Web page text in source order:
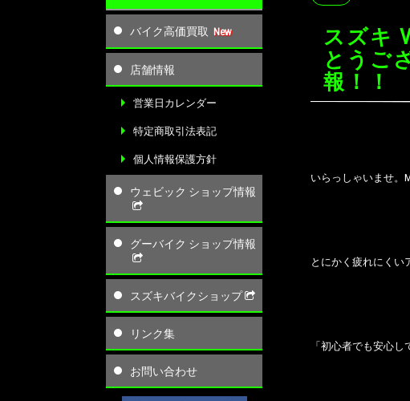
バイク高価買取
店舗情報
営業日カレンダー
特定商取引法表記
個人情報保護方針
ウェビック ショップ情報
グーバイク ショップ情報
スズキバイクショップ
リンク集
お問い合わせ
スズキ
とうご
報！！
いらっしゃいませ。
とにかく疲れにくい
「初心者でも安心